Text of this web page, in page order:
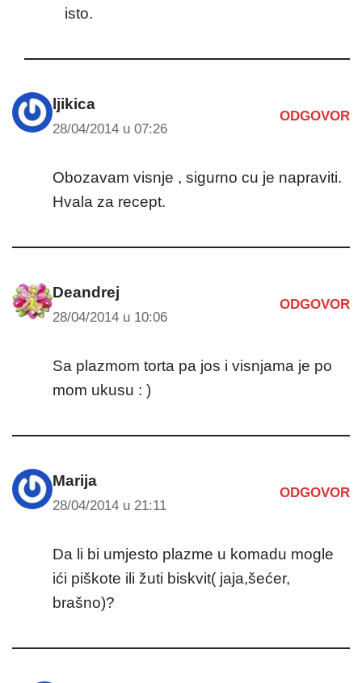
isto.
ljikica
28/04/2014 u 07:26
ODGOVOR
Obozavam visnje , sigurno cu je napraviti.
Hvala za recept.
Deandrej
28/04/2014 u 10:06
ODGOVOR
Sa plazmom torta pa jos i visnjama je po
mom ukusu : )
Marija
28/04/2014 u 21:11
ODGOVOR
Da li bi umjesto plazme u komadu mogle
ići piškote ili žuti biskvit( jaja,šećer,
brašno)?